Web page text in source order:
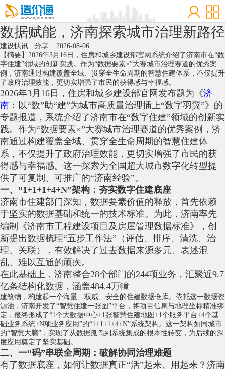
数据赋能，济南探索城市治理新路径
建设快讯 分享 2026-08-06
【摘要】2026年3月16日，住房和城乡建设部官网系统介绍了济南市在“数
字住建”领域的创新实践。作为“数据要素×”大赛城市治理赛道的优秀案
例，济南通过构建覆盖全域、贯穿全生命周期的智慧住建体系，不仅提升
了政府治理效能，更切实增强了市民的获得感与幸福感。
2026年3月16日，住房和城乡建设部官网发布题为《济
南 ：以“数”助“建”为城市高质量治理插上“数字羽翼”》的
专题报道，系统介绍了济南市在“数字住建”领域的创新实
践。作为“数据要素×”大赛城市治理赛道的优秀案例，济
南通过构建覆盖全域、贯穿全生命周期的智慧住建体
系，不仅提升了政府治理效能，更切实增强了市民的获
得感与幸福感。这一探索为全国超大城市数字化转型提
供了可复制、可推广的“济南经验”。
一、“1+1+1+4+N”架构：夯实数字住建底座
济南市住建部门深知，数据要素价值的释放，首先依赖
于坚实的数据基础和统一的技术标准。为此，济南率先
编制《济南市工程建设项目及房屋管理数据标准》，创
新提出数据梳理“五步工作法”（评估、排序、清洗、治
理、关联），有效解决了过去数据来源多元、表述混
乱、难以互通的顽疾。
在此基础上，济南整合28个部门的244项业务，汇聚近9.7
亿条结构化数据，涵盖484.4万幢
建筑物 ，构建起一个海量、权威、安全的住建数据仓库。依托这一数据资
源池，济南开发了“智慧住建一张图”平台，将项目信息与地理坐标精准绑
定，最终形成了“1个大数据中心+1张智慧住建地图+1个服务平台+4个基
础业务系统+N项业务应用”的“1+1+1+4+N”系统架构。这一架构如同城市
的“智慧大脑”，实现了从数据孤岛到系统集成的根本性转变，为后续的深
度应用奠定了坚实基础。
二、一“码”串联全周期：破解协同治理难题
有了数据底座，如何让数据真正“活”起来、用起来？济南